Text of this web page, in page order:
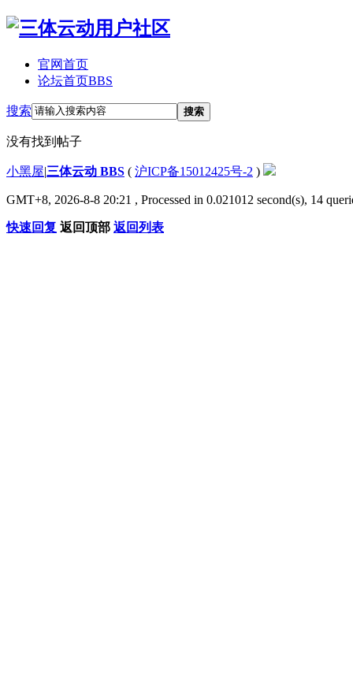
官网首页
论坛首页BBS
搜索 搜索
没有找到帖子
小黑屋|三体云动 BBS ( 沪ICP备15012425号-2 )
GMT+8, 2026-8-8 20:21 , Processed in 0.021012 second(s), 14
快速回复 返回顶部 返回列表